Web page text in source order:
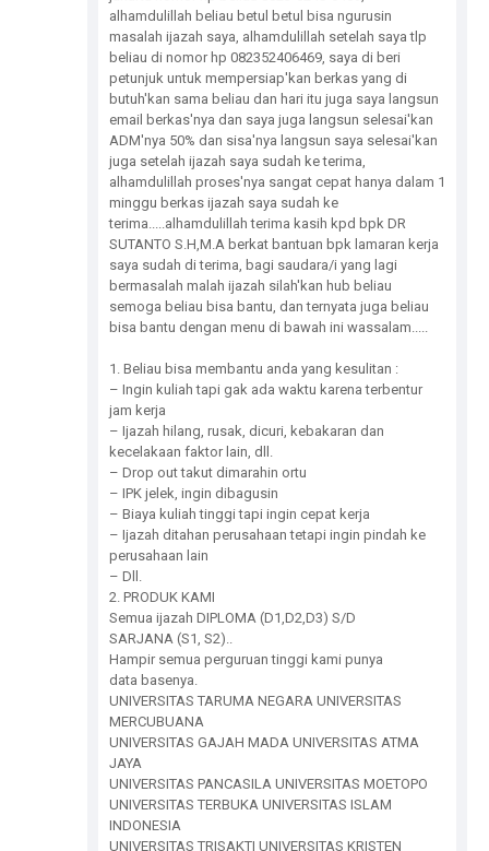
alhamdulillah beliau betul betul bisa ngurusin
masalah ijazah saya, alhamdulillah setelah saya tlp
beliau di nomor hp 082352406469, saya di beri
petunjuk untuk mempersiap'kan berkas yang di
butuh'kan sama beliau dan hari itu juga saya langsun
email berkas'nya dan saya juga langsun selesai'kan
ADM'nya 50% dan sisa'nya langsun saya selesai'kan
juga setelah ijazah saya sudah ke terima,
alhamdulillah proses'nya sangat cepat hanya dalam 1
minggu berkas ijazah saya sudah ke
terima.....alhamdulillah terima kasih kpd bpk DR
SUTANTO S.H,M.A berkat bantuan bpk lamaran kerja
saya sudah di terima, bagi saudara/i yang lagi
bermasalah malah ijazah silah'kan hub beliau
semoga beliau bisa bantu, dan ternyata juga beliau
bisa bantu dengan menu di bawah ini wassalam.....
1. Beliau bisa membantu anda yang kesulitan :
– Ingin kuliah tapi gak ada waktu karena terbentur
jam kerja
– Ijazah hilang, rusak, dicuri, kebakaran dan
kecelakaan faktor lain, dll.
– Drop out takut dimarahin ortu
– IPK jelek, ingin dibagusin
– Biaya kuliah tinggi tapi ingin cepat kerja
– Ijazah ditahan perusahaan tetapi ingin pindah ke
perusahaan lain
– Dll.
2. PRODUK KAMI
Semua ijazah DIPLOMA (D1,D2,D3) S/D
SARJANA (S1, S2)..
Hampir semua perguruan tinggi kami punya
data basenya.
UNIVERSITAS TARUMA NEGARA UNIVERSITAS
MERCUBUANA
UNIVERSITAS GAJAH MADA UNIVERSITAS ATMA
JAYA
UNIVERSITAS PANCASILA UNIVERSITAS MOETOPO
UNIVERSITAS TERBUKA UNIVERSITAS ISLAM
INDONESIA
UNIVERSITAS TRISAKTI UNIVERSITAS KRISTEN